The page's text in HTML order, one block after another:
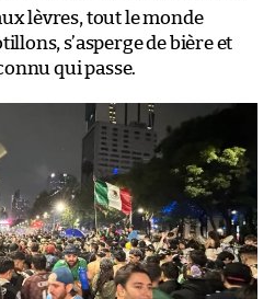
lèvres, tout le monde
s’asperge de bière et
qui passe.